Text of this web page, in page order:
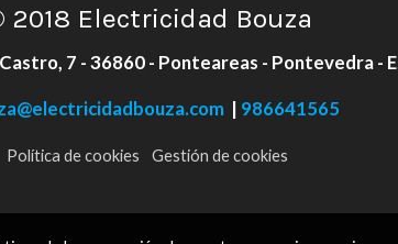
2018 Electricidad Bouza
7 - 36860 - Ponteareas - Pontevedra -
| 986641565
Política de cookies Gestión de cookies